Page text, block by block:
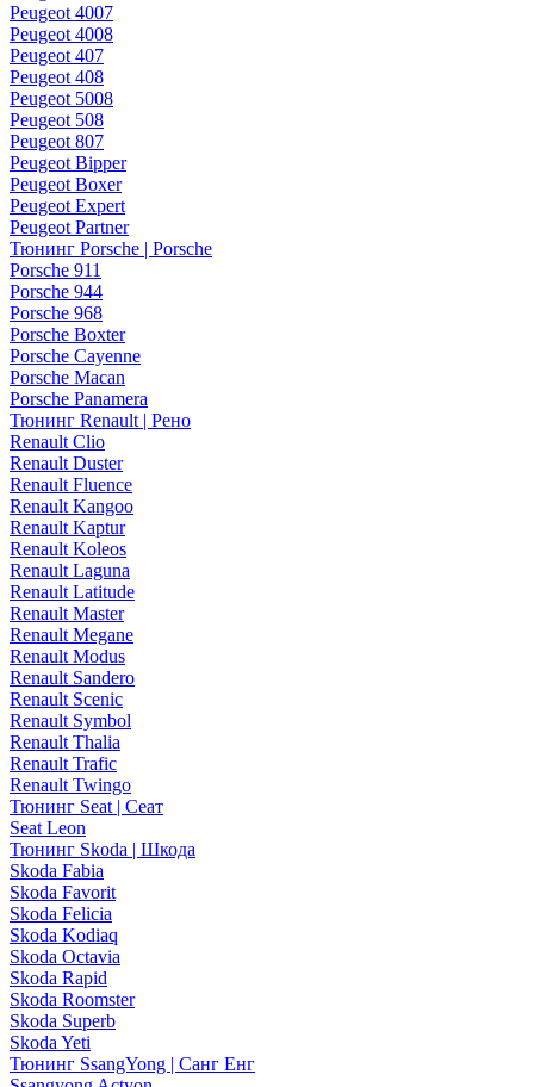
Peugeot 4007
Peugeot 4008
Peugeot 407
Peugeot 408
Peugeot 5008
Peugeot 508
Peugeot 807
Peugeot Bipper
Peugeot Boxer
Peugeot Expert
Peugeot Partner
Тюнинг Porsche | Porsche
Porsche 911
Porsche 944
Porsche 968
Porsche Boxter
Porsche Cayenne
Porsche Macan
Porsche Panamera
Тюнинг Renault | Рено
Renault Clio
Renault Duster
Renault Fluence
Renault Kangoo
Renault Kaptur
Renault Koleos
Renault Laguna
Renault Latitude
Renault Master
Renault Megane
Renault Modus
Renault Sandero
Renault Scenic
Renault Symbol
Renault Thalia
Renault Trafic
Renault Twingo
Тюнинг Seat | Сеат
Seat Leon
Тюнинг Skoda | Шкода
Skoda Fabia
Skoda Favorit
Skoda Felicia
Skoda Kodiaq
Skoda Octavia
Skoda Rapid
Skoda Roomster
Skoda Superb
Skoda Yeti
Тюнинг SsangYong | Санг Енг